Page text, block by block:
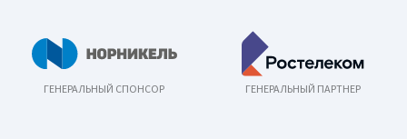
ГЕНЕРАЛЬНЫЙ СПОНСОР ГЕНЕРАЛЬНЫЙ ПАРТНЕР